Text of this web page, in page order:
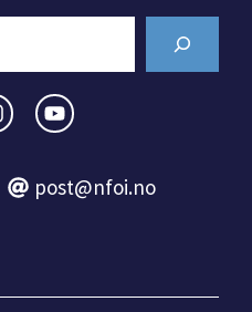
post@nfoi.no